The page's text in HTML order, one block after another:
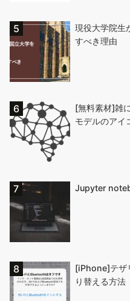
現役大学院生
すべき理由
[無料素材]雑
モデルのアイ
Jupyter
[iPhone]テザ
り替える方法